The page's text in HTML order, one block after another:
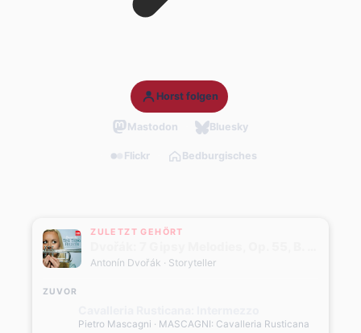
Horst folgen
Mastodon Bluesky
Flickr Bedburgisches
ZULETZT GEHÖRT
Antonín Dvořák · Storyteller
ZUVOR
Pietro Mascagni · MASCAGNI: Cavalleria Rusticana